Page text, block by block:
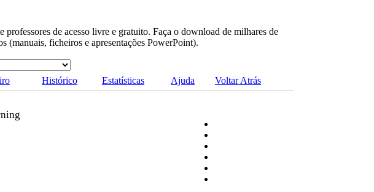
professores de acesso livre e gratuito. Faça o download de milhares de
(manuais, ficheiros e apresentações PowerPoint).
Histórico Estatísticas Ajuda
Voltar Atrás